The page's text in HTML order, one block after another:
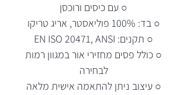
○ עם כיסים ורוכסן
○ בד: 100% פוליאסטר, אריג טריקו
○ תקנים: EN ISO 20471, ANSI
○ כולל פסים מחזירי אור במגוון רמות
לבחירה
○ עיצוב ניתן להתאמה אישית מלאה